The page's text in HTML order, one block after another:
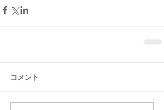
コメント